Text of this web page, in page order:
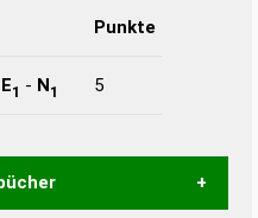
Punkte
E1 - N1 5